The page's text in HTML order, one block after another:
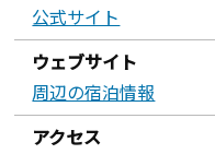
公式サイト
ウェブサイト
周辺の宿泊情報
アクセス